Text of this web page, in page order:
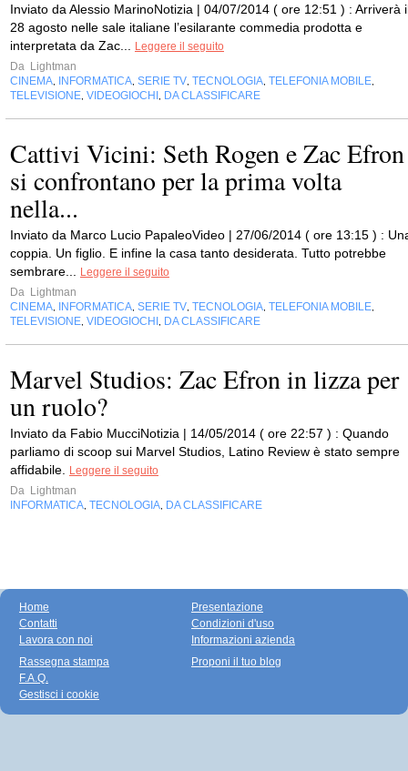
Inviato da Alessio MarinoNotizia | 04/07/2014 ( ore 12:51 ) : Arriverà
28 agosto nelle sale italiane l’esilarante commedia prodotta e
interpretata da Zac...
Leggere il seguito
Da Lightman
CINEMA
INFORMATICA SERIE TV TECNOLOGIA TELEFONIA MOBILE
TELEVISIONE VIDEOGIOCHI DA CLASSIFICARE
Cattivi Vicini: Seth Rogen e Zac Efron
si confrontano per la prima volta
nella...
Inviato da Marco Lucio PapaleoVideo | 27/06/2014 ( ore 13:15 ) :
coppia. Un figlio. E infine la casa tanto desiderata. Tutto potrebbe
sembrare...
Leggere il seguito
Da Lightman
CINEMA
INFORMATICA SERIE TV TECNOLOGIA TELEFONIA MOBILE
TELEVISIONE VIDEOGIOCHI DA CLASSIFICARE
Marvel Studios: Zac Efron in lizza per
un ruolo?
Inviato da Fabio MucciNotizia | 14/05/2014 ( ore 22:57 ) : Quando
parliamo di scoop sui Marvel Studios, Latino Review è stato sempre
affidabile.
Leggere il seguito
Da Lightman
INFORMATICA TECNOLOGIA DA CLASSIFICARE
Home
Contatti
Lavora con noi
Presentazione
Condizioni d'uso
Informazioni azienda
Rassegna stampa
F.A.Q.
Gestisci i cookie
Proponi il tuo blog